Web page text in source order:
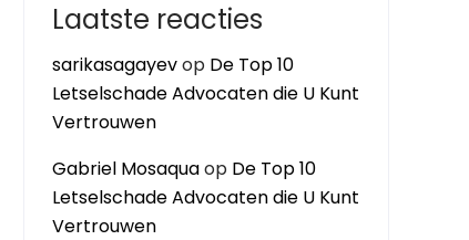
Laatste reacties
sarikasagayevop De Top 10
Letselschade Advocaten die U Kunt
Vertrouwen
Gabriel Mosaquaop De Top 10
Letselschade Advocaten die U Kunt
Vertrouwen